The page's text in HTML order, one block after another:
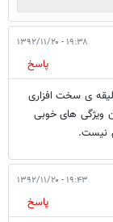
۱۹:۳۸ - ۱۳۹۲/۱۱/۲۰
پاسخ
ی سخت افزاری
ویژگی های خوبی
نیست.
۱۹:۴۳ - ۱۳۹۲/۱۱/۲۰
پاسخ